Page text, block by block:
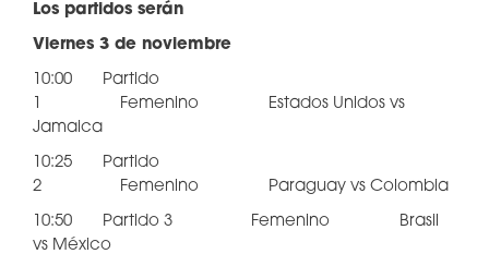
Los partidos serán
Viernes 3 de noviembre
10:00 Partido
1 Femenino Estados Unidos vs
Jamaica
10:25 Partido
2 Femenino Paraguay vs Colombia
10:50 Partido 3 Femenino Brasil
vs México